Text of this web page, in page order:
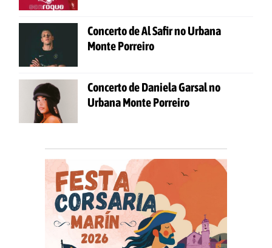
Concerto de Al Safir no Urbana
Monte Porreiro
Concerto de Daniela Garsal no
Urbana Monte Porreiro